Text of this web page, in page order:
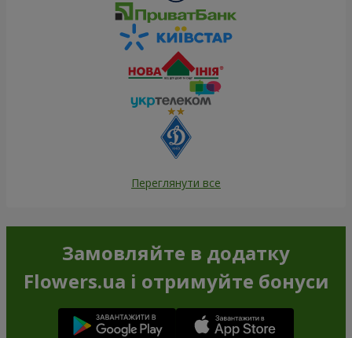
Переглянути все
Замовляйте в додатку
Flowers.ua і отримуйте бонуси